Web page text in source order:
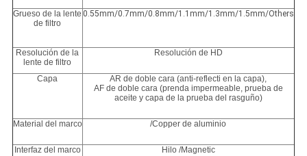
Grueso de la lente
de filtro
0.55mm/0.7mm/0.8mm/1.1mm/1.3mm/1.5mm/Others
Resolución de la
lente de filtro
Resolución de HD
Capa
AR de doble cara (anti-reflecti en la capa),
AF de doble cara (prenda impermeable, prueba de
aceite y capa de la prueba del rasguño)
Material del marco /Copper de aluminio
Interfaz del marco Hilo /Magnetic